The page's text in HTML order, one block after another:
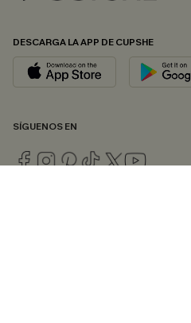
DESCARGA LA APP DE CUPSHE
SÍGUENOS EN